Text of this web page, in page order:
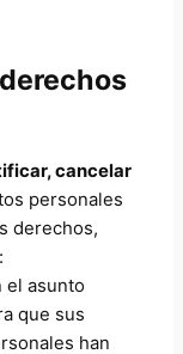
cancelar
personales
derechos,
el asunto
que sus
han